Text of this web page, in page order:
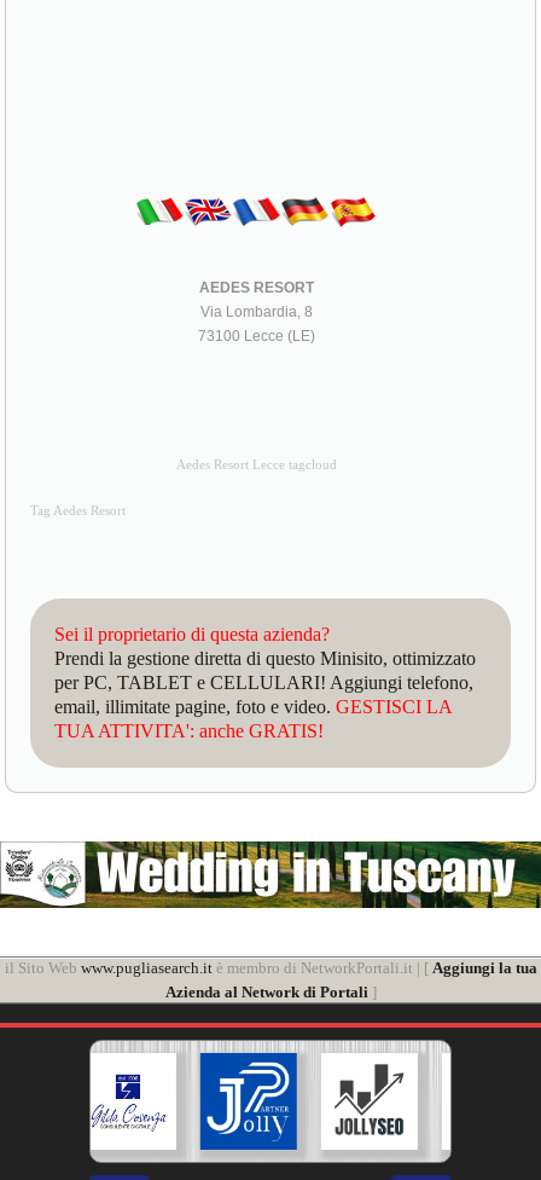
AEDES RESORT
Via Lombardia, 8
73100 Lecce (LE)
Aedes Resort Lecce tagcloud
Tag Aedes Resort
Sei il proprietario di questa azienda?
Prendi la gestione diretta di questo Minisito, ottimizzato
per PC, TABLET e CELLULARI! Aggiungi telefono,
email, illimitate pagine, foto e video.GESTISCI LA
TUA ATTIVITA': anche GRATIS!
il Sito Web www.pugliasearch.itè membro di NetworkPortali.it | [ Aggiungi la tua
Azienda al Network di Portali]